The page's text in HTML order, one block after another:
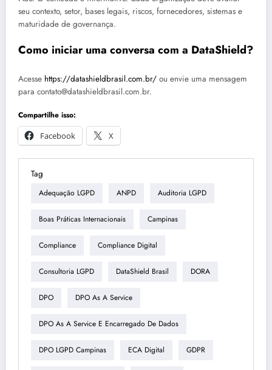
seu contexto, setor, bases legais, riscos, fornecedores, sistemas e
maturidade de governança.
Como iniciar uma conversa com a DataShield?
Acesse https://datashieldbrasil.com.br/ ou envie uma mensagem
para contato@datashieldbrasil.com.br.
Compartilhe isso:
Facebook
X
Tag
Adequação LGPD ANPD Auditoria LGPD
Boas Práticas Internacionais Campinas
Compliance Compliance Digital
Consultoria LGPD DataShield Brasil DORA
DPO DPO As A Service
DPO As A Service E Encarregado De Dados
DPO LGPD Campinas ECA Digital GDPR